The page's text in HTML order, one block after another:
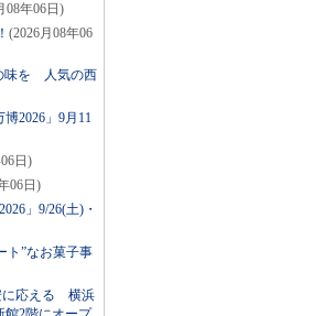
08年06日)
(2026月08年06
味を 人気の西
2026」9月11
日)
06日)
」9/26(土)・
ト”なお菓子事
に応える 横浜